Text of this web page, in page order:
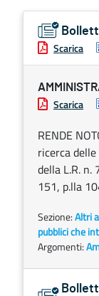
Scarica
Scarica
RENDE
ricerca
della L.R. n.
151, p.lla
Sezione:Altri
pubblici che
Argomenti: